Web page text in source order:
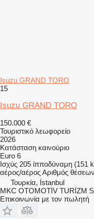
Isuzu GRAND TORO
15
Isuzu GRAND TORO
150.000 €
Τουριστικό λεωφορείο
2026
Κατάσταση καινούριο
Euro 6
Ισχύς 205 ίπποδύναμη (151
αέρος/αέροςΑριθμός θέσεων
Τουρκία, İstanbul
MKC OTOMOTİV TURİZM
Επικοινωνία με τον πωλητή